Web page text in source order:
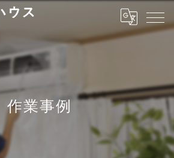
作業事例